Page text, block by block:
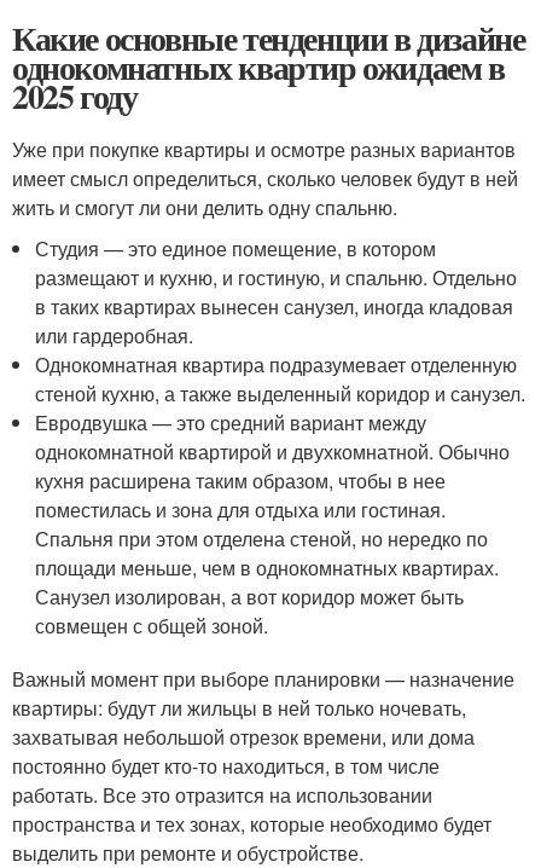
Какие основные тенденции в дизайне
однокомнатных квартир ожидаем в
2025 году
Уже при покупке квартиры и осмотре разных вариантов
имеет смысл определиться, сколько человек будут в ней
жить и смогут ли они делить одну спальню.
Студия — это единое помещение, в котором
размещают и кухню, и гостиную, и спальню. Отдельно
в таких квартирах вынесен санузел, иногда кладовая
или гардеробная.
Однокомнатная квартира подразумевает отделенную
стеной кухню, а также выделенный коридор и санузел.
Евродвушка — это средний вариант между
однокомнатной квартирой и двухкомнатной. Обычно
кухня расширена таким образом, чтобы в нее
поместилась и зона для отдыха или гостиная.
Спальня при этом отделена стеной, но нередко по
площади меньше, чем в однокомнатных квартирах.
Санузел изолирован, а вот коридор может быть
совмещен с общей зоной.
Важный момент при выборе планировки — назначение
квартиры: будут ли жильцы в ней только ночевать,
захватывая небольшой отрезок времени, или дома
постоянно будет кто-то находиться, в том числе
работать. Все это отразится на использовании
пространства и тех зонах, которые необходимо будет
выделить при ремонте и обустройстве.